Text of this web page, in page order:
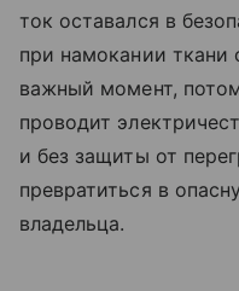
ток оставался в
при намокании ткани
важный момент,
проводит
и без защиты от
превратиться в
владельца.